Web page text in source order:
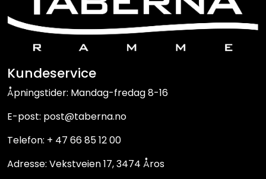
Kundeservice
Åpningstider: Mandag-fredag 8-16
E-post: post@taberna.no
Telefon: + 47 66 85 12 00
Adresse: Vekstveien 17, 3474 Åros